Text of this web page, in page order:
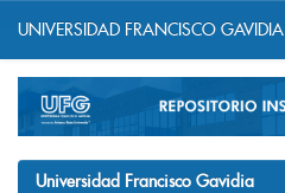
navigation
UNIVERSIDAD FRANCISCO GAVIDIA
Universidad Francisco Gavidia